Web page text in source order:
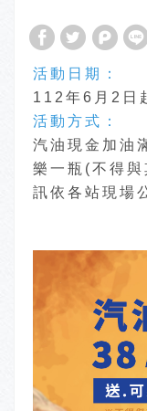
活動日期：
112年6月2日
活動方式：
汽油現金加油
樂一瓶(不得
訊依各站現場